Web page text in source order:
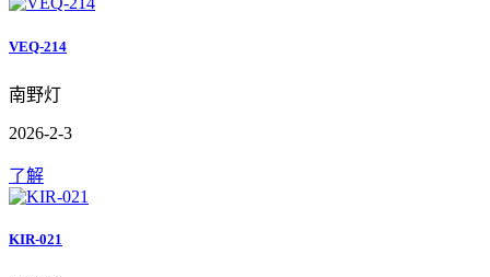
VEQ-214
南野灯
2026-2-3
了解
KIR-021